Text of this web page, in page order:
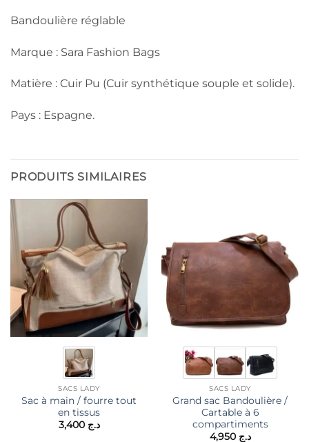
Bandoulière réglable
Marque : Sara Fashion Bags
Matière : Cuir Pu (Cuir synthétique souple et solide).
Pays : Espagne.
PRODUITS SIMILAIRES
SACS LADY
Sac à main / fourre tout
en tissus
د.ج 3,400
SACS LADY
Grand sac Bandoulière /
Cartable à 6
compartiments
د.ج 4,950